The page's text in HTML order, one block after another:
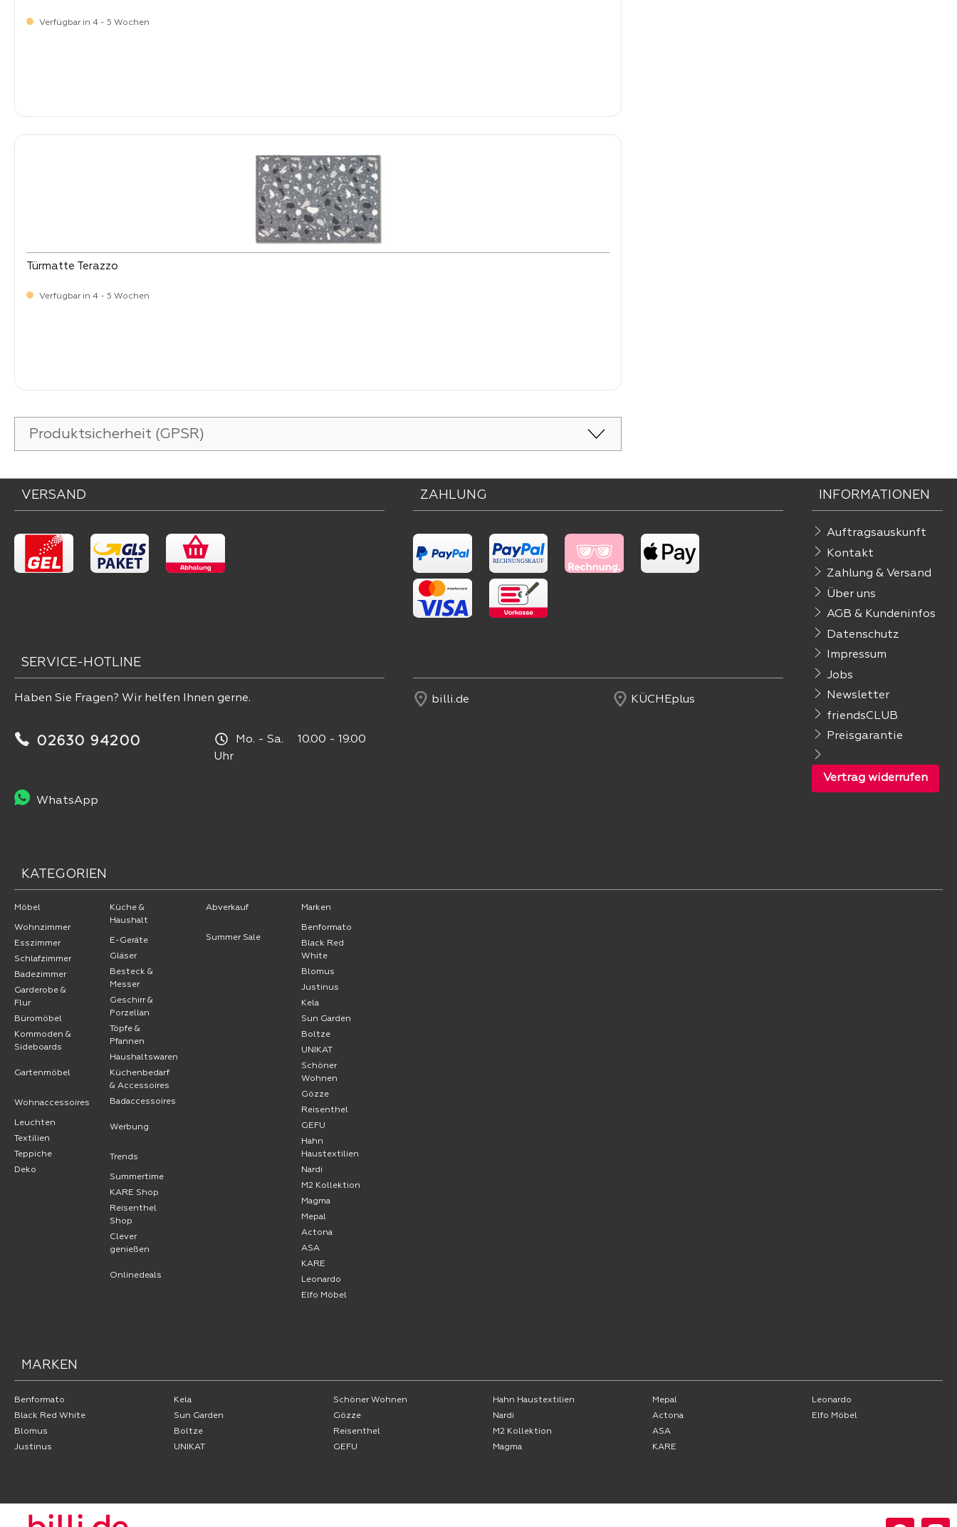
Verfügbar in 4 - 5 Wochen
Türmatte Terazzo
Verfügbar in 4 - 5 Wochen
Produktsicherheit (GPSR)
VERSAND ZAHLUNG
SERVICE-HOTLINE
Haben Sie Fragen? Wir helfen Ihnen gerne.
02630 94200
Mo. - Sa. 10.00 - 19.00
Uhr
WhatsApp
billi.de KÜCHEplus
INFORMATIONEN
Auftragsauskunft
Kontakt
Zahlung & Versand
Über uns
AGB & Kundeninfos
Datenschutz
Impressum
Jobs
Newsletter
friendsCLUB
Preisgarantie
KATEGORIEN
Möbel
Wohnzimmer
Esszimmer
Schlafzimmer
Badezimmer
Garderobe &
Flur
Büromöbel
Kommoden &
Sideboards
Gartenmöbel
Wohnaccessoires
Leuchten
Textilien
Teppiche
Deko
Küche &
Haushalt
E-Geräte
Gläser
Besteck &
Messer
Geschirr &
Porzellan
Töpfe &
Pfannen
Haushaltswaren
Küchenbedarf
& Accessoires
Badaccessoires
Werbung
Trends
Summertime
KARE Shop
Reisenthel
Shop
Clever
genießen
Onlinedeals
Abverkauf
Summer Sale
Marken
Benformato
Black Red
White
Blomus
Justinus
Kela
Sun Garden
Boltze
UNIKAT
Schöner
Wohnen
Gözze
Reisenthel
GEFU
Hahn
Haustextilien
Nardi
M2 Kollektion
Magma
Mepal
Actona
ASA
KARE
Leonardo
Elfo Möbel
MARKEN
Benformato
Black Red White
Blomus
Justinus
Kela
Sun Garden
Boltze
UNIKAT
Schöner Wohnen
Gözze
Reisenthel
GEFU
Hahn Haustextilien
Nardi
M2 Kollektion
Magma
Mepal
Actona
ASA
KARE
Leonardo
Elfo Möbel